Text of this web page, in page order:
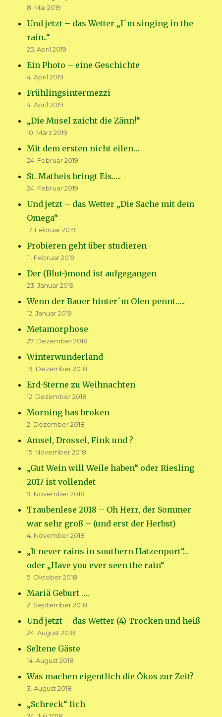
8. Mai 2019
Und jetzt – das Wetter „I´m singing in the
rain..“
25. April 2019
Ein Photo – eine Geschichte
4. April 2019
Frühlingsintermezzi
4. April 2019
„Die Musel zaicht die Zänn!“
10. März 2019
Mit dem ersten nicht eilen…
24. Februar 2019
St. Matheis bringt Eis…..
24. Februar 2019
Und jetzt – das Wetter „Die Sache mit dem
Omega“
17. Februar 2019
Probieren geht über studieren
11. Februar 2019
Der (Blut-)mond ist aufgegangen
23. Januar 2019
Wenn der Bauer hinter´m Ofen pennt…..
12. Januar 2019
Metamorphose
27. Dezember 2018
Winterwunderland
19. Dezember 2018
Erd-Sterne zu Weihnachten
12. Dezember 2018
Morning has broken
2. Dezember 2018
Amsel, Drossel, Fink und ?
15. November 2018
„Gut Wein will Weile haben“ oder Riesling
2017 ist vollendet
9. November 2018
Traubenlese 2018 – Oh Herr, der Sommer
war sehr groß – (und erst der Herbst)
4. November 2018
„It never rains in southern Hatzenport“…
oder „Have you ever seen the rain“
5. Oktober 2018
Mariä Geburt ….
2. September 2018
Und jetzt – das Wetter (4) Trocken und heiß
24. August 2018
Seltene Gäste
14. August 2018
Was machen eigentlich die Ökos zur Zeit?
3. August 2018
„Schreck“ lich